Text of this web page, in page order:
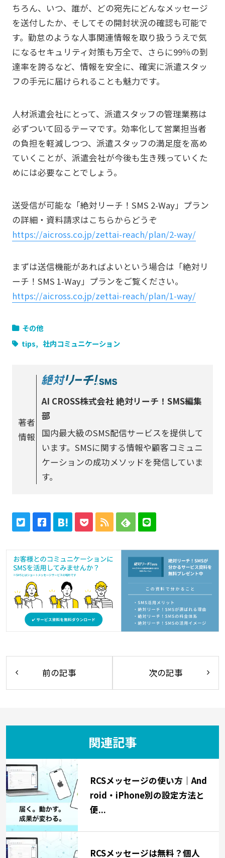
ちろん、いつ、誰が、どの宛先にどんなメッセージ
を送付したか、そしてその開封状況の確認も可能で
す。勤怠のような人事関連情報を取り扱ううえで気
になるセキュリティ対策も万全で、さらに99％の到
達率を誇るなど、情報を安全に、確実に派遣スタッ
フの手元に届けられることも魅力です。
人材派遣会社にとって、派遣スタッフの管理業務は
必ずついて回るテーマです。効率化して営業担当者
の負担を軽減しつつ、派遣スタッフの満足度を高め
ていくことが、派遣会社が今後も生き残っていくた
めには必要なことでしょう。
送受信が可能な「絶対リーチ！SMS 2-Way」プラン
の詳細・資料請求はこちらからどうぞ
https://aicross.co.jp/zettai-reach/plan/2-way/
まずは送信機能があればよいという場合は「絶対リ
ーチ！SMS 1-Way」プランをご覧ください。
https://aicross.co.jp/zettai-reach/plan/1-way/
その他
tips
社内コミュニケーション
著者
情報
AI CROSS株式会社 絶対リーチ！SMS編集
部
国内最大級のSMS配信サービスを提供して
います。SMSに関する情報や顧客コミュニ
ケーションの成功メソッドを発信していま
す。
前の記事 次の記事
関連記事
RCSメッセージの使い方｜And
roid・iPhone別の設定方法と
便...
RCSメッセージは無料？個人